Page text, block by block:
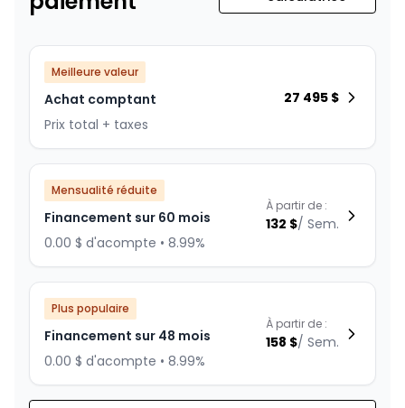
Meilleure valeur
Achat comptant
Prix total + taxes
27 495 $
Mensualité réduite
Financement sur 60 mois
0.00 $ d'acompte • 8.99%
À partir de :
132 $/ Sem.
Plus populaire
Financement sur 48 mois
0.00 $ d'acompte • 8.99%
À partir de :
158 $/ Sem.